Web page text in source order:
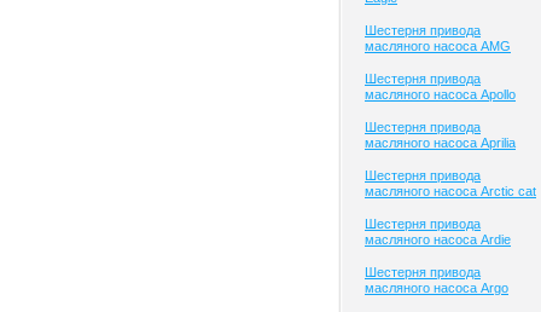
Шестерня привода
масляного насоса AMG
Шестерня привода
масляного насоса Apollo
Шестерня привода
масляного насоса Aprilia
Шестерня привода
масляного насоса Arctic cat
Шестерня привода
масляного насоса Ardie
Шестерня привода
масляного насоса Argo